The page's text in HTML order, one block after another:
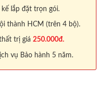
lắp đặt trọn gói.
thành HCM (trên 4 bộ).
trị giá 250.000đ.
vụ Bảo hành 5 năm.